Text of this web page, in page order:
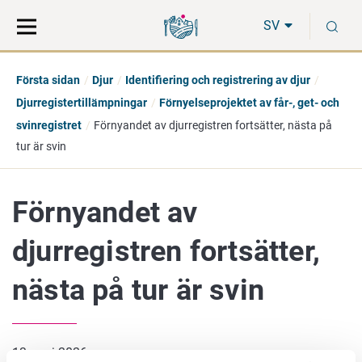
direkt
till
på
hela
SV
Första sidan Djur
Identifiering och registrering av djur
Djurregistertillämpningar
Förnyelseprojektet av får-, get- och
svinregistret
Förnyandet av djurregistren fortsätter, nästa på
tur är svin
Förnyandet av
djurregistren fortsätter,
nästa på tur är svin
13. maj 2026